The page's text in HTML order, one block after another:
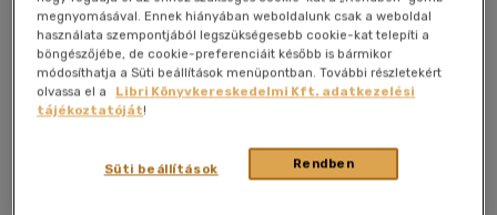
Kívánságlistához adom Megosztom
(1 vélemény)
magyar nyelvű|keménytábla, védőborító
megnyomásával. Ennek hiányában weboldalunk csak a weboldal
használata szempontjából legszükségesebb cookie-kat telepíti a
böngészőjébe, de cookie-preferenciáit később is bármikor
módosíthatja a Süti beállítások menüpontban. További részletekért
olvassa el a
Libri Könyvkereskedelmi Kft. adatkezelési
tájékoztatóját!
Rendben
Süti beállítások